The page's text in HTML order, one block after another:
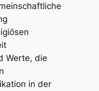
Werte, die
in der